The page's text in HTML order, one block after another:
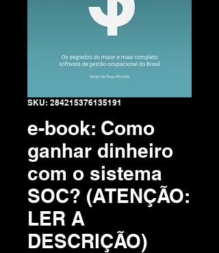
SKU: 284215376135191
e-book: Como
ganhar dinheiro
com o sistema
SOC? (ATENÇÃO:
LER A
DESCRIÇÃO)